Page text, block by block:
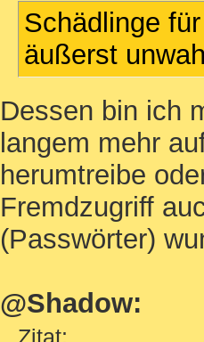
Schädlinge
äußerst
Dessen bin ich
langem mehr
herumtreibe
Fremdzugriff
(Passwörter)
@Shadow:
Zitat: